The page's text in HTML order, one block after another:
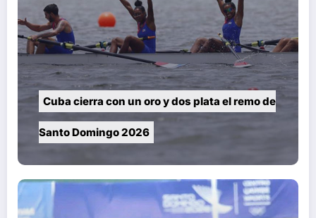
Cuba cierra con un oro y dos plata el remo de
Santo Domingo 2026